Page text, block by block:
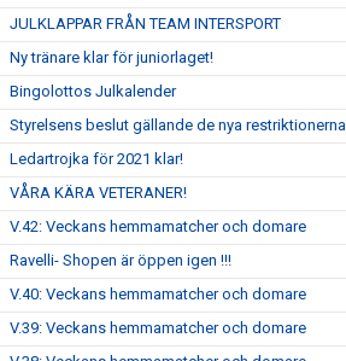
JULKLAPPAR FRÅN TEAM INTERSPORT
Ny tränare klar för juniorlaget!
Bingolottos Julkalender
Styrelsens beslut gällande de nya restriktionerna
Ledartrojka för 2021 klar!
VÅRA KÄRA VETERANER!
V.42: Veckans hemmamatcher och domare
Ravelli- Shopen är öppen igen !!!
V.40: Veckans hemmamatcher och domare
V.39: Veckans hemmamatcher och domare